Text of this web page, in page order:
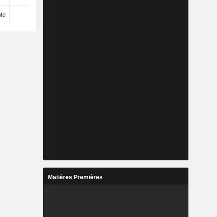
Matières Premières